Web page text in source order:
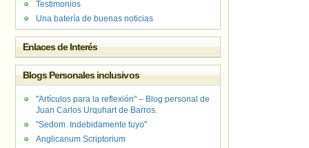
Testimonios
Una batería de buenas noticias
Enlaces de Interés
Blogs Personales inclusivos
"Artículos para la reflexión" – Blog personal de
Juan Carlos Urquhart de Barros.
"Sedom. Indebidamente tuyo"
Anglicanum Scriptorium